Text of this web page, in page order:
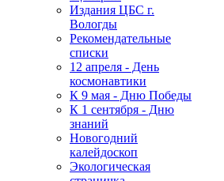
Издания ЦБС г.
Вологды
Рекомендательные
списки
12 апреля - День
космонавтики
К 9 мая - Дню Победы
К 1 сентября - Дню
знаний
Новогодний
калейдоскоп
Экологическая